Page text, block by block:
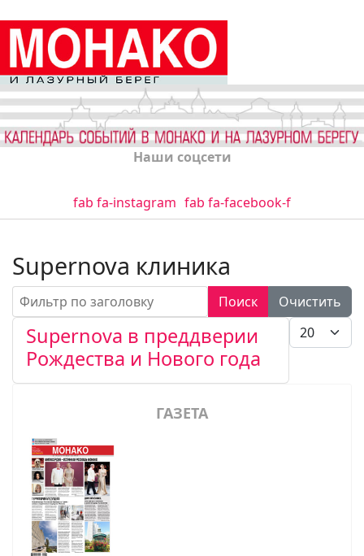
Наши соцсети
fab fa-instagram fab fa-facebook-f
Supernova клиника
Фильтр по заголовку Поиск
Очистить
Кол-во
Supernova в преддверии
Рождества и Нового года
ГАЗЕТА